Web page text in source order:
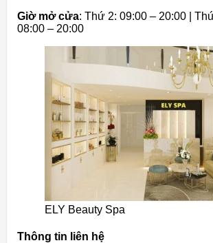
Giờ mở cửa: Thứ 2: 09:00 – 20:00 |
08:00 – 20:00
ELY Beauty Spa
Thông tin liên hệ